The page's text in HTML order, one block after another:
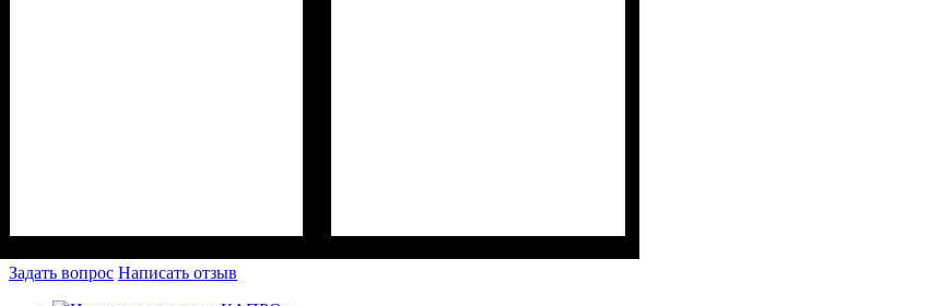
Задать вопрос Написать отзыв